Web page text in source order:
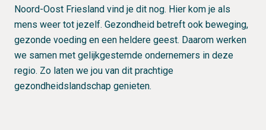
Noord-Oost Friesland vind je dit nog. Hier kom je als
mens weer tot jezelf. Gezondheid betreft ook beweging,
gezonde voeding en een heldere geest. Daarom werken
we samen met gelijkgestemde ondernemers in deze
regio. Zo laten we jou van dit prachtige
gezondheidslandschap genieten.